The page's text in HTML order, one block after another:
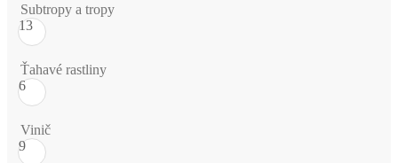
Subtropy a tropy
13
Ťahavé rastliny
6
Vinič
9